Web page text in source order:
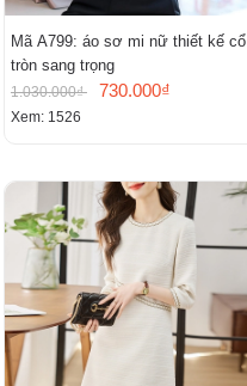
Mã A799: áo sơ mi nữ thiết kế cổ
tròn sang trọng
1.030.000₫ 730.000₫
Xem: 1526